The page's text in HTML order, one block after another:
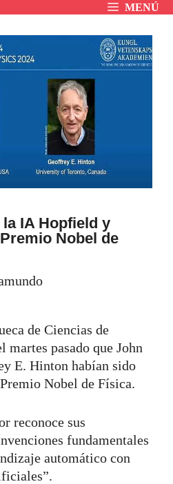
MENÚ
IA Hopfield y
Nobel de
de Ciencias de
martes pasado que John
E. Hinton habían sido
Nobel de Física.
reconoce sus
fundamentales
automático con